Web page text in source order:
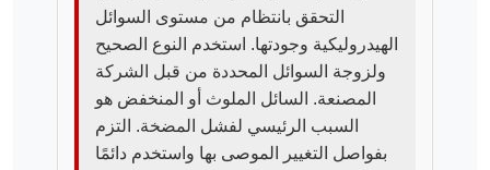
التحقق بانتظام من مستوى السوائل
الهيدروليكية وجودتها. استخدم النوع الصحيح
ولزوجة السوائل المحددة من قبل الشركة
المصنعة. السائل الملوث أو المنخفض هو
السبب الرئيسي لفشل المضخة. التزم
بفواصل التغيير الموصى بها واستخدم دائمًا